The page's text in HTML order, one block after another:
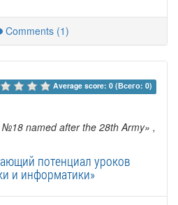
Comments (1)
Average score: 0 (Всего: 0)
named after the 28th Army» ,
потенциал уроков
и информатики»